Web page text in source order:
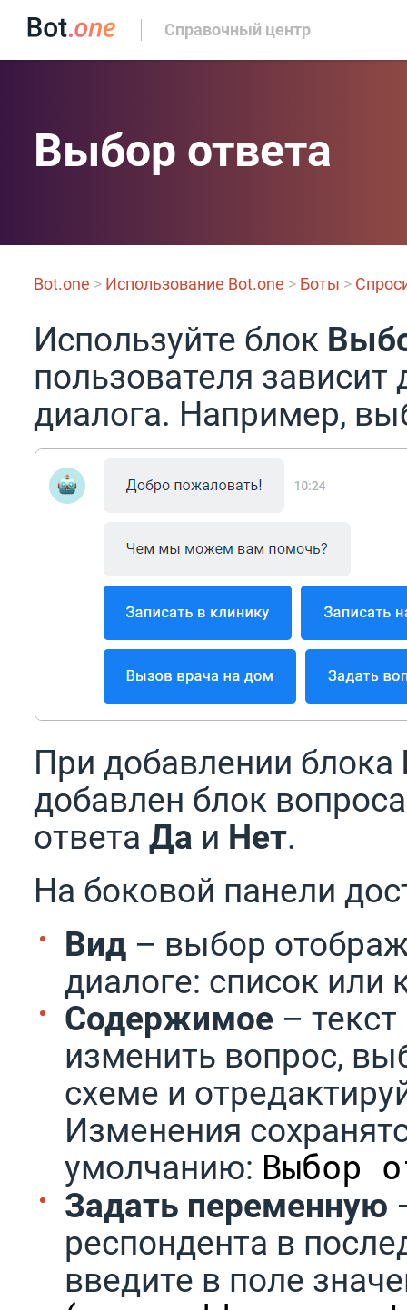
Справочный центр
Выбор ответа
Bot.one > Использование Bot.one > Боты >
Используйте блок
пользователя
диалога. Например,
При добавлении блока
добавлен блок
ответа Да и Нет.
На боковой панели
Вид – выбор
диалоге: список или
Содержимое –
изменить вопрос,
схеме и
Изменения
умолчанию: Выбор
Задать переменную
респондента в
введите в поле